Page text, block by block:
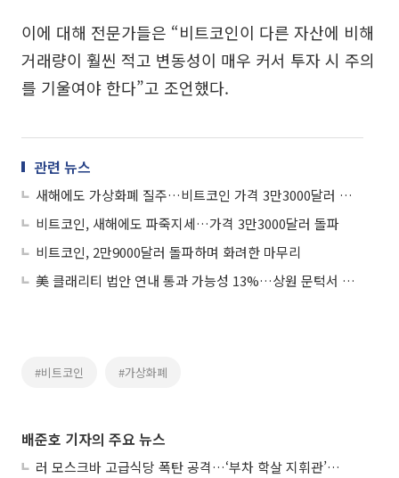
이에 대해 전문가들은 “비트코인이 다른 자산에 비해
거래량이 훨씬 적고 변동성이 매우 커서 투자 시 주의
를 기울여야 한다”고 조언했다.
관련 뉴스
새해에도 가상화폐 질주…비트코인 가격 3만3000달러 돌파
비트코인, 새해에도 파죽지세…가격 3만3000달러 돌파
비트코인, 2만9000달러 돌파하며 화려한 마무리
美 클래리티 법안 연내 통과 가능성 13%…상원 문턱서 제동
#비트코인 #가상화폐
배준호 기자의 주요 뉴스
러 모스크바 고급식당 폭탄 공격…‘부차 학살 지휘관’ 노렸나